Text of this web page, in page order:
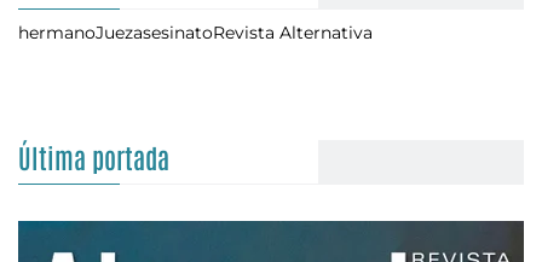
hermanoJuezasesinatoRevista Alternativa
Última portada